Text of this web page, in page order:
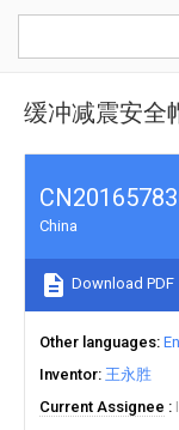
缓冲减震安全
China
Download PDF
Other languages
Inventor 王永胜
Current Assignee